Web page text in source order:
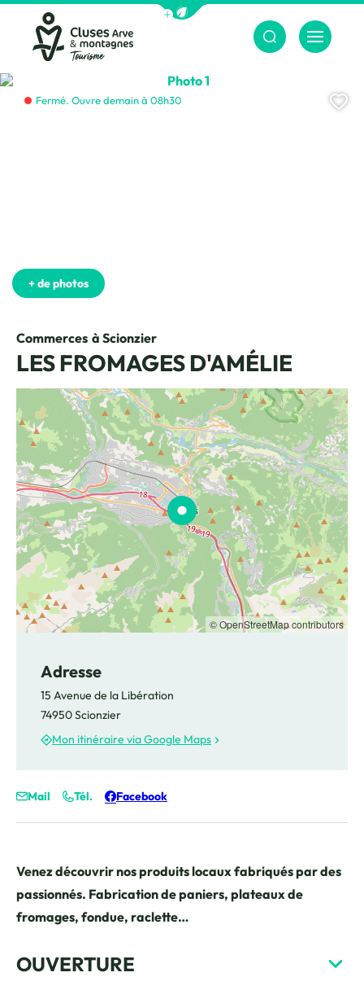
Afficher la barre de navigation du
Cluses Arve &amp; montagnes
Menu
Commerces à Scionzier
LES FROMAGES D'AMÉLIE
Photo 1, © CAMT
+ de photos
Fermé. Ouvre demain à 08h30
Venez découvrir nos produits locaux fabriqués par des
passionnés. Fabrication de paniers, plateaux de
fromages, fondue, raclette…
OUVERTURE
© OpenStreetMap contributors
Adresse
15 Avenue de la Libération
74950 Scionzier
Mon itinéraire via Google Maps
Mail Tél. Facebook